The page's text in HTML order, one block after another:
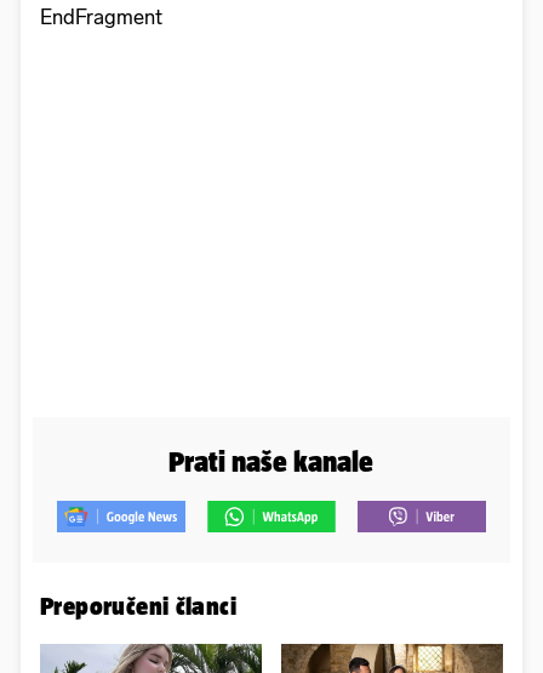
EndFragment
Prati naše kanale
Preporučeni članci